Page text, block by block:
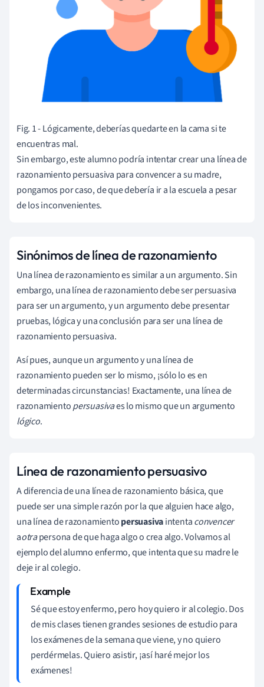
Fig. 1 - Lógicamente, deberías quedarte en la cama si te
encuentras mal.
Sin embargo, este alumno podría intentar crear una línea de
razonamiento persuasiva para convencer a su madre,
pongamos por caso, de que debería ir a la escuela a pesar
de los inconvenientes.
Sinónimos de línea de razonamiento
Una línea de razonamiento es similar a un argumento. Sin
embargo, una línea de razonamiento debe ser persuasiva
para ser un argumento, y un argumento debe presentar
pruebas, lógica y una conclusión para ser una línea de
razonamiento persuasiva.
Así pues, aunque un argumento y una línea de
razonamiento pueden ser lo mismo, ¡sólo lo es en
determinadas circunstancias! Exactamente, una línea de
razonamientopersuasivaes lo mismo que un argumento
lógico.
Línea de razonamiento persuasivo
A diferencia de una línea de razonamiento básica, que
puede ser una simple razón por la que alguien hace algo,
una línea de razonamientopersuasivaintentaconvencer
aotrapersona de que haga algo o crea algo. Volvamos al
ejemplo del alumno enfermo, que intenta que su madre le
deje ir al colegio.
Sé que estoy enfermo, pero hoy quiero ir al colegio. Dos
de mis clases tienen grandes sesiones de estudio para
los exámenes de la semana que viene, y no quiero
perdérmelas. Quiero asistir, ¡así haré mejor los
exámenes!